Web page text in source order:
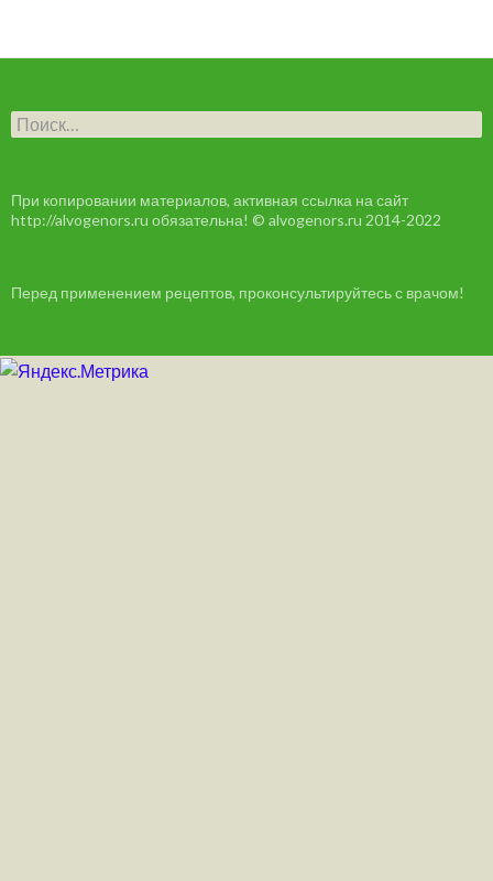
Н
а
и
:
При копировании материалов, активная ссылка на сайт
http://alvogenors.ru обязательна! © alvogenors.ru 2014-2022
Перед применением рецептов, проконсультируйтесь с врачом!